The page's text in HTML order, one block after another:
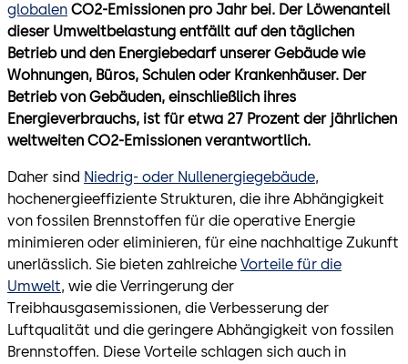
globalen CO2-Emissionen pro Jahr bei. Der Löwenanteil
dieser Umweltbelastung entfällt auf den täglichen
Betrieb und den Energiebedarf unserer Gebäude wie
Wohnungen, Büros, Schulen oder Krankenhäuser. Der
Betrieb von Gebäuden, einschließlich ihres
Energieverbrauchs, ist für etwa 27 Prozent der jährlichen
weltweiten CO2-Emissionen verantwortlich.
Daher sind Niedrig- oder Nullenergiegebäude,
hochenergieeffiziente Strukturen, die ihre Abhängigkeit
von fossilen Brennstoffen für die operative Energie
minimieren oder eliminieren, für eine nachhaltige Zukunft
unerlässlich. Sie bieten zahlreiche Vorteile für die
Umwelt, wie die Verringerung der
Treibhausgasemissionen, die Verbesserung der
Luftqualität und die geringere Abhängigkeit von fossilen
Brennstoffen. Diese Vorteile schlagen sich auch in